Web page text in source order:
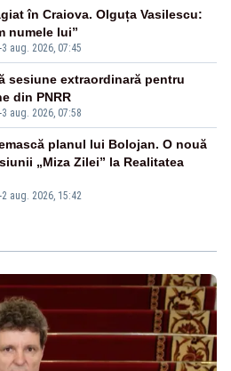
-3 aug. 2026, 07:45
în Craiova. Olguța Vasilescu:
numele lui”
-3 aug. 2026, 07:58
sesiune extraordinară pentru
din PNRR
-2 aug. 2026, 15:42
planul lui Bolojan. O nouă
„Miza Zilei” la Realitatea